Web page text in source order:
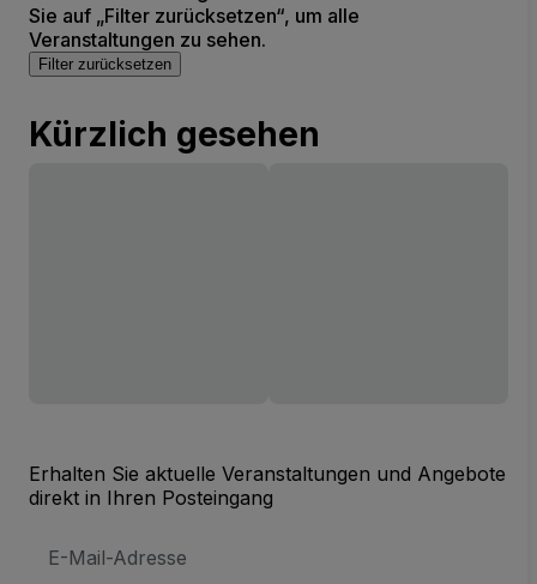
Sie auf „Filter zurücksetzen“, um alle
Veranstaltungen zu sehen.
Filter zurücksetzen
Kürzlich gesehen
Erhalten Sie aktuelle Veranstaltungen und Angebote
direkt in Ihren Posteingang
Mail-